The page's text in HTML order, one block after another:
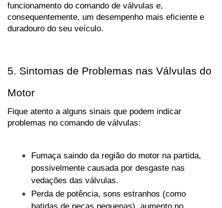
funcionamento do comando de válvulas e,
consequentemente, um desempenho mais eficiente e
duradouro do seu veículo.
5. Sintomas de Problemas nas Válvulas do
Motor
Fique atento a alguns sinais que podem indicar
problemas no comando de válvulas:
Fumaça saindo da região do motor na partida,
possivelmente causada por desgaste nas
vedações das válvulas.
Perda de potência, sons estranhos (como